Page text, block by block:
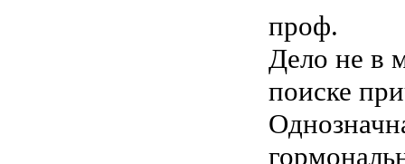
проф.
Дело не в
поиске